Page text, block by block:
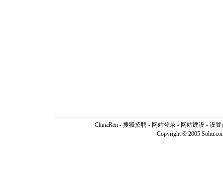
ChinaRen - 搜狐招聘 - 网站登录 - 网站建设 - 设置
Copyright © 2005